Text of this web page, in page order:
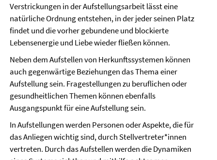
Verstrickungen in der Aufstellungsarbeit lässt eine
natürliche Ordnung entstehen, in der jeder seinen Platz
findet und die vorher gebundene und blockierte
Lebensenergie und Liebe wieder fließen können.
Neben dem Aufstellen von Herkunftssystemen können
auch gegenwärtige Beziehungen das Thema einer
Aufstellung sein. Fragestellungen zu beruflichen oder
gesundheitlichen Themen können ebenfalls
Ausgangspunkt für eine Aufstellung sein.
In Aufstellungen werden Personen oder Aspekte, die für
das Anliegen wichtig sind, durch Stellvertreter*innen
vertreten. Durch das Aufstellen werden die Dynamiken